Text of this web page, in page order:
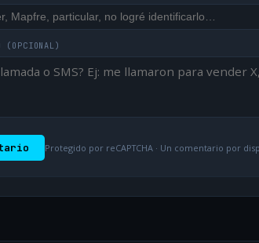
(OPCIONAL)
Protegido por reCAPTCHA · Un comentario por